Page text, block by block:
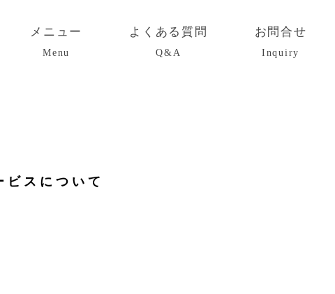
メニュー
Menu
よくある質問
Q&A
お問合せ
Inquiry
ビスについて